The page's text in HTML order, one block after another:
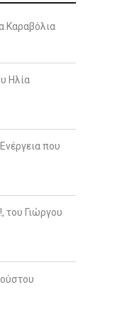
Καραβόλια
Ηλία
που
του Γιώργου